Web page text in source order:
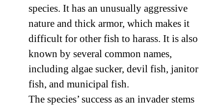
species. It has an unusually aggressive
nature and thick armor, which makes it
difficult for other fish to harass. It is also
known by several common names,
including algae sucker, devil fish, janitor
fish, and municipal fish.
The species’ success as an invader stems